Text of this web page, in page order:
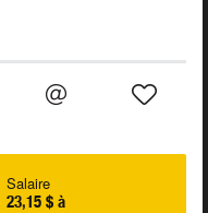
Salaire
23,15 $ à